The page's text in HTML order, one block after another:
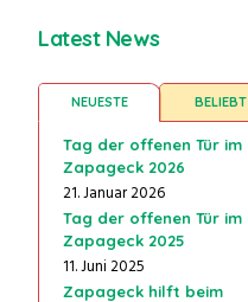
Latest News
NEUESTE BELIEBT
Tag der offenen Tür im
Zapageck 2026
21. Januar 2026
Tag der offenen Tür im
Zapageck 2025
11. Juni 2025
Zapageck hilft beim